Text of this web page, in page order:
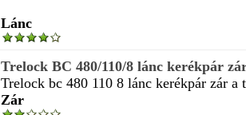
Lánc
Trelock BC 480/110/8 lánc kerékpár
Trelock bc 480 110 8 lánc kerékpár zár a
Zár